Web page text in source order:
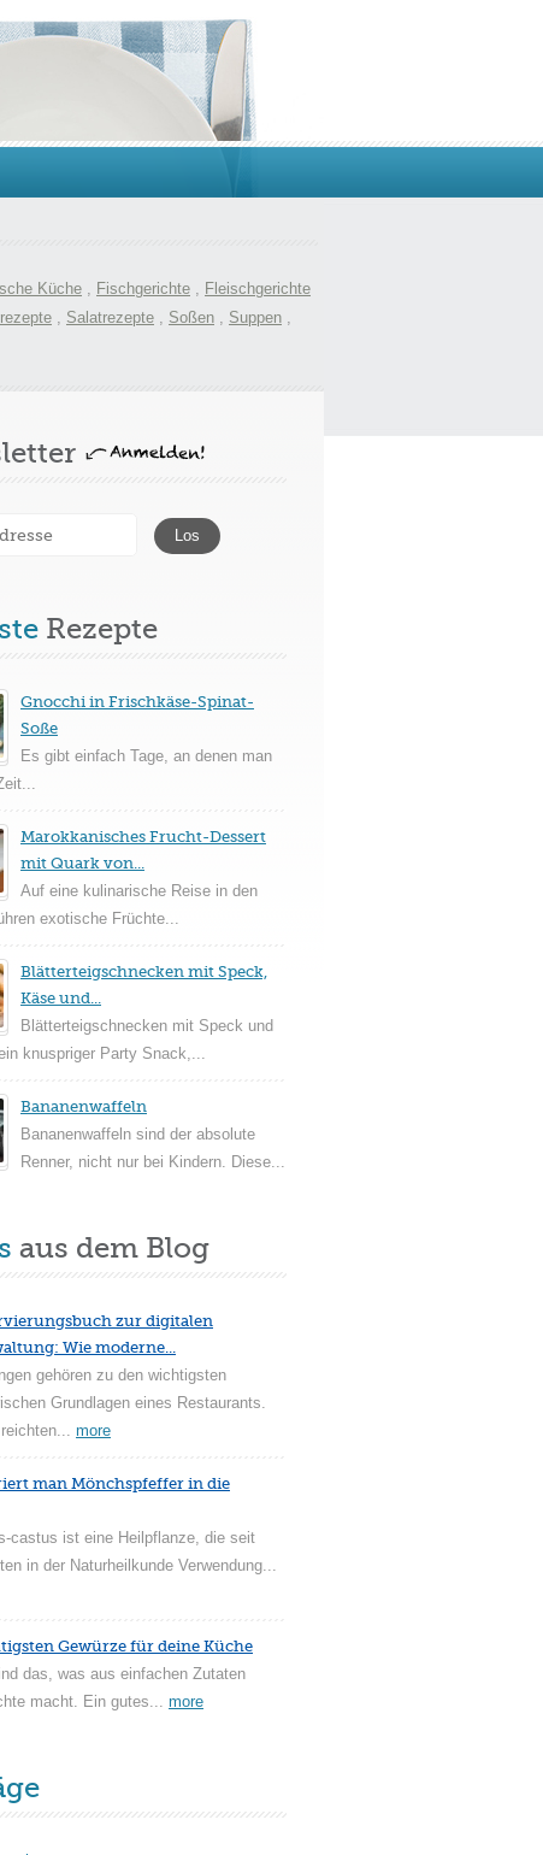
Küche , Fischgerichte , Fleischgerichte
, Salatrezepte , Soßen , Suppen ,
Rezepte
Gnocchi in Frischkäse-Spinat-
Soße
Es gibt einfach Tage, an denen man
Marokkanisches Frucht-Dessert
mit Quark von...
Auf eine kulinarische Reise in den
exotische Früchte...
Blätterteigschnecken mit Speck,
Käse und...
Blätterteigschnecken mit Speck und
knuspriger Party Snack,...
Bananenwaffeln
Bananenwaffeln sind der absolute
Renner, nicht nur bei Kindern. Diese...
aus dem Blog
zur digitalen
Wie moderne...
gehören zu den wichtigsten
Grundlagen eines Restaurants.
more
man Mönchspfeffer in die
castus ist eine Heilpflanze, die seit
in der Naturheilkunde Verwendung...
Gewürze für deine Küche
das, was aus einfachen Zutaten
macht. Ein gutes... more